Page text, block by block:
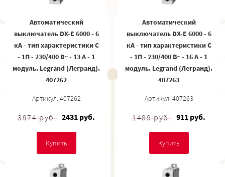
Автоматический
выключатель DX-E 6000 - 6
кА - тип характеристики C
- 1П - 230/400 В~ - 13 А - 1
модуль. Legrand (Легранд).
407262
Артикул: 407262
3974 руб. 2431 руб.
Купить
Автоматический
выключатель DX-E 6000 - 6
кА - тип характеристики C
- 1П - 230/400 В~ - 16 А - 1
модуль. Legrand (Легранд).
407263
Артикул: 407263
1489 руб. 911 руб.
Купить